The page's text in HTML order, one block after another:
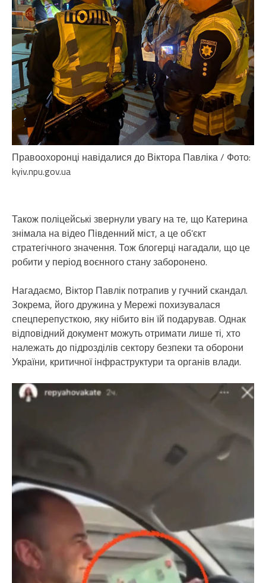
Правоохоронці навідалися до Віктора Павліка / Фото:
kyiv.npu.gov.ua
Також поліцейські звернули увагу на те, що Катерина
знімала на відео Південний міст, а це об’єкт
стратегічного значення. Тож блогерці нагадали, що це
робити у період воєнного стану заборонено.
Нагадаємо, Віктор Павлік потрапив у гучний скандал.
Зокрема, його дружина у Мережі похизувалася
спецперепусткою, яку нібито він їй подарував. Однак
відповідний документ можуть отримати лише ті, хто
належать до підрозділів сектору безпеки та оборони
України, критичної інфраструктури та органів влади.